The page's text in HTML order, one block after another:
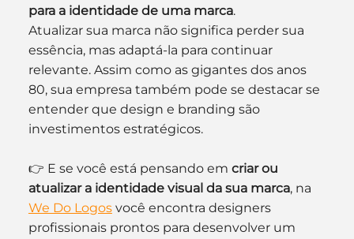
para a identidade de uma marca.
Atualizar sua marca não significa perder sua
essência, mas adaptá-la para continuar
relevante. Assim como as gigantes dos anos
80, sua empresa também pode se destacar se
entender que design e branding são
investimentos estratégicos.
👉 E se você está pensando em criar ou
atualizar a identidade visual da sua marca, na
We Do Logos você encontra designers
profissionais prontos para desenvolver um